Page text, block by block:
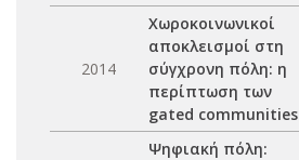
2014
Χωροκοινωνικοί
αποκλεισμοί στη
σύγχρονη πόλη: η
περίπτωση των
gated communities
Ψηφιακή πόλη: